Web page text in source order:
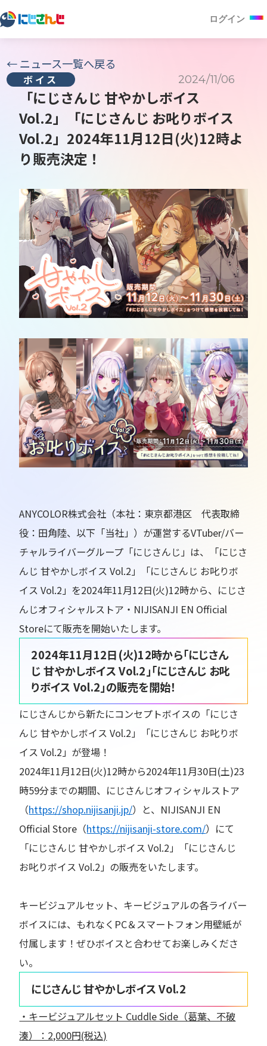
ログイン
←ニュース一覧へ戻る
ボイス 2024/11/06
「にじさんじ 甘やかしボイス
Vol.2」「にじさんじ お叱りボイス
Vol.2」2024年11月12日(火)12時よ
り販売決定！
ANYCOLOR株式会社（本社：東京都港区 代表取締
役：田角陸、以下「当社」）が運営するVTuber/バー
チャルライバーグループ「にじさんじ」は、「にじさ
んじ 甘やかしボイス Vol.2」「にじさんじ お叱りボ
イス Vol.2」を2024年11月12日(火)12時から、にじさ
んじオフィシャルストア・NIJISANJI EN Official
Storeにて販売を開始いたします。
2024年11月12日(火)12時から「にじさん
じ 甘やかしボイス Vol.2」「にじさんじ お叱
りボイス Vol.2」の販売を開始！
にじさんじから新たにコンセプトボイスの「にじさ
んじ 甘やかしボイス Vol.2」「にじさんじ お叱りボ
イス Vol.2」が登場！
2024年11月12日(火)12時から2024年11月30日(土)23
時59分までの期間、にじさんじオフィシャルストア
（https://shop.nijisanji.jp/）と、NIJISANJI EN
Official Store（https://nijisanji-store.com/）にて
「にじさんじ 甘やかしボイス Vol.2」「にじさんじ
お叱りボイス Vol.2」の販売をいたします。
キービジュアルセット、キービジュアルの各ライバー
ボイスには、もれなくPC＆スマートフォン用壁紙が
付属します！ぜひボイスと合わせてお楽しみくださ
い。
にじさんじ 甘やかしボイス Vol.2
・キービジュアルセット Cuddle Side（葛葉、不破
湊）：2,000円(税込)